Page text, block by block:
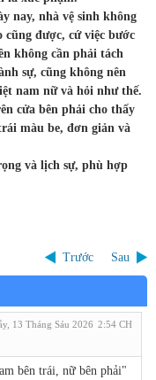
nay, nhà vệ sinh không
được, cứ việc bước
không cần phải tách
sự, cũng không nên
nam nữ và hỏi như thế.
cửa bên phải cho thấy
màu be, đơn giản và
và lịch sự, phù hợp
Trước Sau
13 Tháng Sáu 2026 2:54 CH
bên trái, nữ bên phải"